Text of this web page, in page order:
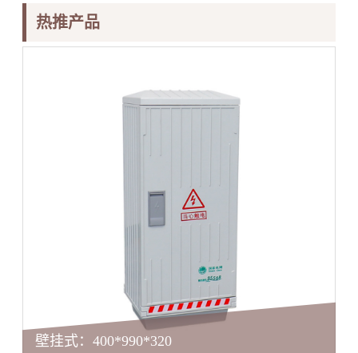
热推产品
壁挂式：400*990*320